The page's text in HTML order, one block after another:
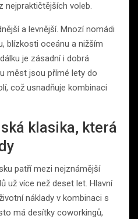
nejpraktičtějších voleb.
a levnější. Mnozí nomádi
blízkosti oceánu a nižším
je zásadní i dobrá
měst jsou přímé lety do
což usnadňuje kombinaci
klasika, která
patří mezi nejznámější
už více než deset let. Hlavní
náklady v kombinaci s
má desítky coworkingů,